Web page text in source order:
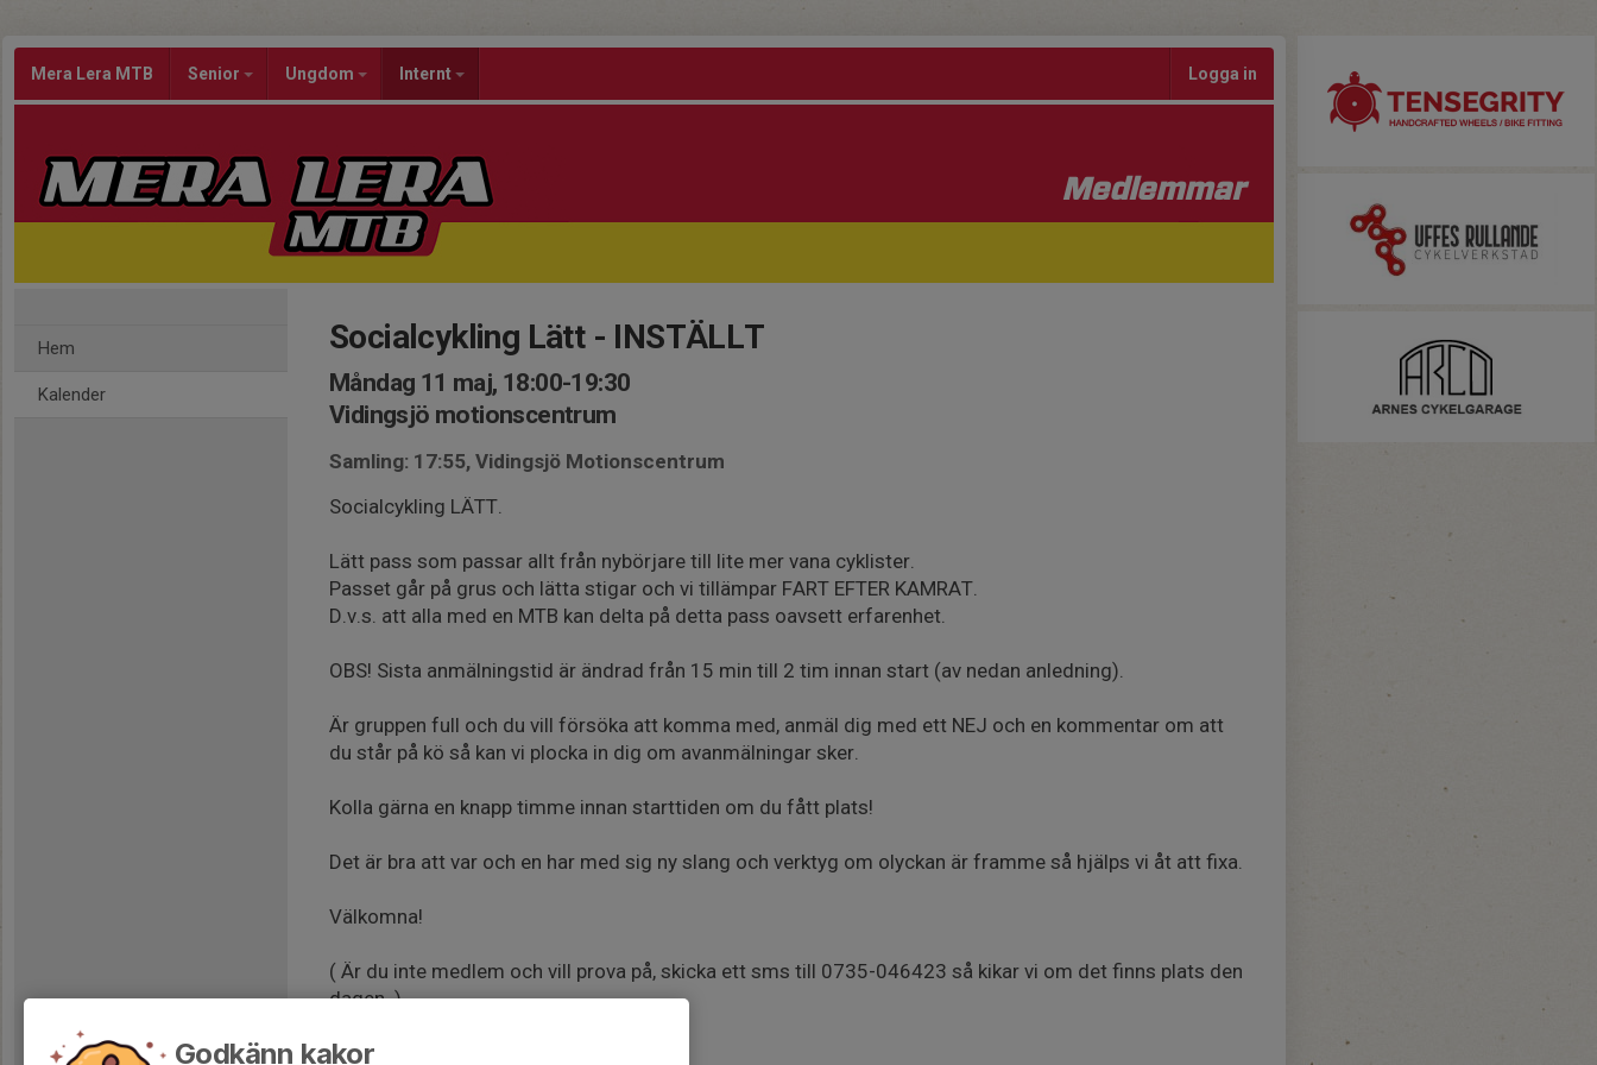
Mera Lera MTB Senior Ungdom Internt Logga in
Medlemmar
Hem
Kalender
Socialcykling Lätt - INSTÄLLT
Måndag 11 maj, 18:00-19:30
Vidingsjö motionscentrum
Samling: 17:55, Vidingsjö Motionscentrum
Socialcykling LÄTT.
Lätt pass som passar allt från nybörjare till lite mer vana cyklister.
Passet går på grus och lätta stigar och vi tillämpar FART EFTER KAMRAT.
D.v.s. att alla med en MTB kan delta på detta pass oavsett erfarenhet.
OBS! Sista anmälningstid är ändrad från 15 min till 2 tim innan start (av nedan anledning).
Är gruppen full och du vill försöka att komma med, anmäl dig med ett NEJ och en kommentar om att
du står på kö så kan vi plocka in dig om avanmälningar sker.
Kolla gärna en knapp timme innan starttiden om du fått plats!
Det är bra att var och en har med sig ny slang och verktyg om olyckan är framme så hjälps vi åt att fixa.
Välkomna!
( Är du inte medlem och vill prova på, skicka ett sms till 0735-046423 så kikar vi om det finns plats den
dagen. )
Mera-Lera-MTB-trappan.pdf
Godkänn kakor